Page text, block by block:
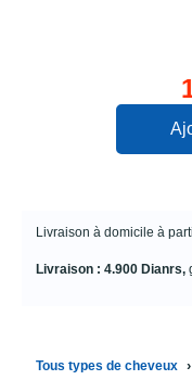
Livraison à domicile à
Livraison : 4.900 Dianrs,
Tous types de cheveux ›